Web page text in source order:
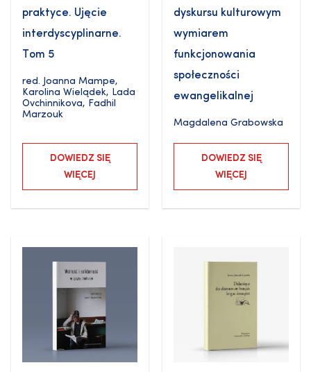
praktyce. Ujęcie
interdyscyplinarne.
Tom 5
red. Joanna Mampe,
Karolina Wielądek, Lada
Ovchinnikova, Fadhil
Marzouk
DOWIEDZ SIĘ
WIĘCEJ
dyskursu kulturowym
wymiarem
funkcjonowania
społeczności
ewangelikalnej
Magdalena Grabowska
DOWIEDZ SIĘ
WIĘCEJ